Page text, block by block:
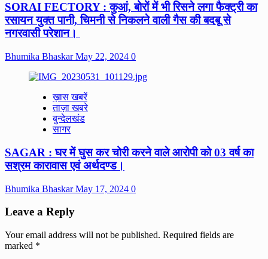
SORAI FECTORY : कुआं, बोरों में भी रिसने लगा फैक्ट्री का
रसायन युक्त पानी, चिमनी से निकलने वाली गैस की बदबू से
नगरवासी परेशान।
Bhumika BhaskarMay 22, 2024 0
ख़ास खबरें
ताज़ा खबरे
बुन्देलखंड
सागर
SAGAR : घर में घुस कर चोरी करने वाले आरोपी को 03 वर्ष का
सश्रम कारावास एवं अर्थदण्ड।
Bhumika BhaskarMay 17, 2024 0
Leave a Reply
Your email address will not be published. Required fields are
marked *